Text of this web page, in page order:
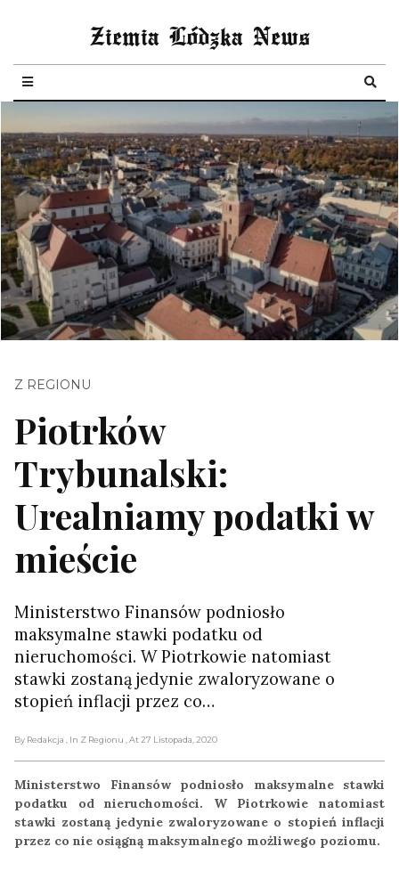
Ziemia Lódzka News
Z REGIONU
Piotrków
Trybunalski:
Urealniamy podatki w
mieście
Ministerstwo Finansów podniosło
maksymalne stawki podatku od
nieruchomości. W Piotrkowie natomiast
stawki zostaną jedynie zwaloryzowane o
stopień inflacji przez co…
By Redakcja , In Z Regionu , At 27 Listopada, 2020
Ministerstwo Finansów podniosło maksymalne stawki
podatku od nieruchomości. W Piotrkowie natomiast
stawki zostaną jedynie zwaloryzowane o stopień inflacji
przez co nie osiągną maksymalnego możliwego poziomu.